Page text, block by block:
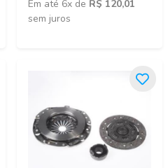
Em até 6x de R$ 120,01
sem juros